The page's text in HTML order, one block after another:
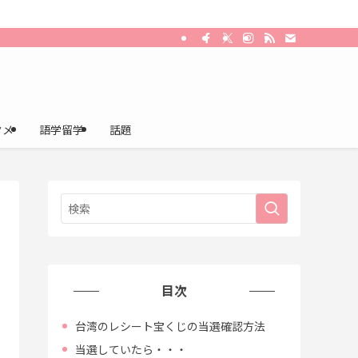
語学留学 話題
目次
台湾のレシート宝くじの当選確認方法
当選していたら・・・